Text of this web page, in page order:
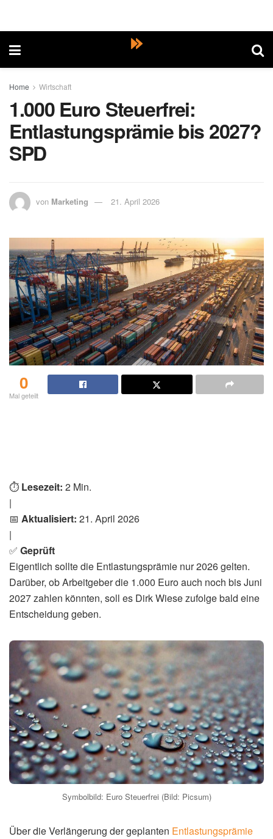
Home Wirtschaft
1.000 Euro Steuerfrei:
Entlastungsprämie bis 2027?
SPD
von Marketing 21. April 2026
0
Mal geteilt
⏱️ Lesezeit: 2 Min.
|
📅 Aktualisiert: 21. April 2026
|
✅ Geprüft
Eigentlich sollte die Entlastungsprämie nur 2026 gelten.
Darüber, ob Arbeitgeber die 1.000 Euro auch noch bis Juni
2027 zahlen könnten, soll es Dirk Wiese zufolge bald eine
Entscheidung geben.
Symbolbild: Euro Steuerfrei (Bild: Picsum)
Über die Verlängerung der geplanten Entlastungsprämie